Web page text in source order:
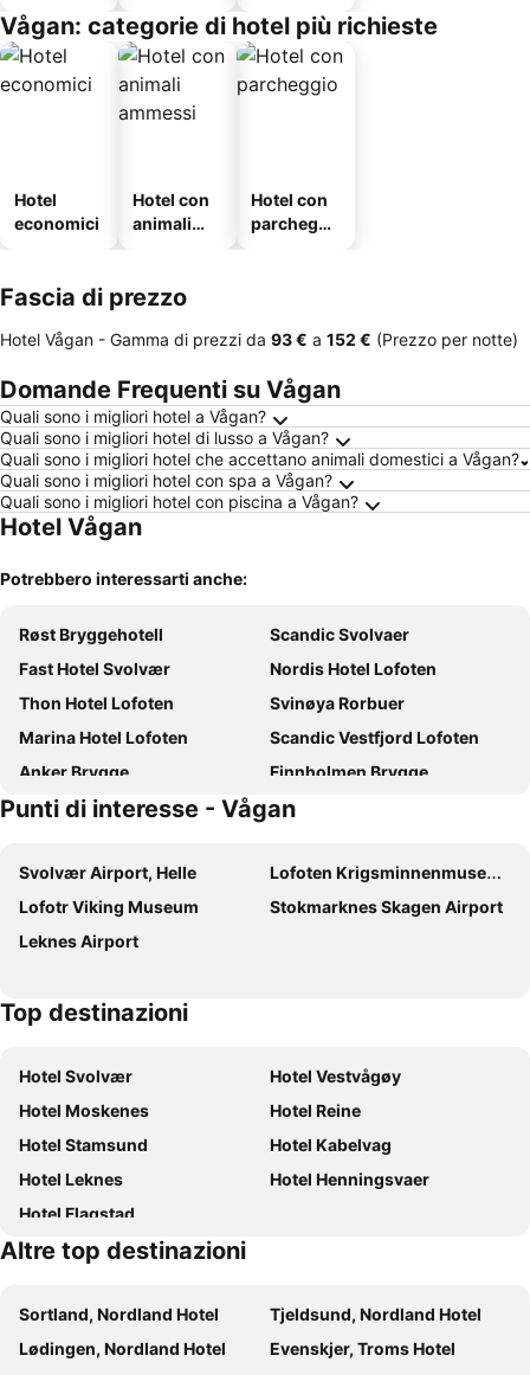
Vågan: categorie di hotel più richieste
Hotel
economici
Hotel con
animali
Hotel con
parcheggi
Fascia di prezzo
Hotel Vågan - Gamma di prezzi da ‎93 € a ‎152 € (Prezzo per notte)
Domande Frequenti su Vågan
Quali sono i migliori hotel a Vågan?
Quali sono i migliori hotel di lusso a Vågan?
Quali sono i migliori hotel che accettano animali domestici a Vågan?
Quali sono i migliori hotel con spa a Vågan?
Quali sono i migliori hotel con piscina a Vågan?
Hotel Vågan
Potrebbero interessarti anche:
Røst Bryggehotell
Scandic Svolvaer
Fast Hotel Svolvær
Nordis Hotel Lofoten
Thon Hotel Lofoten
Svinøya Rorbuer
Marina Hotel Lofoten
Scandic Vestfjord Lofoten
Anker Brygge
Finnholmen Brygge
Thon Hotel Svolvær
Heimbrygga
Nyvågar Rorbuhotell
Lofoten Backyard, Vwostel Under 45
Hotel Aurora
Nordis Hotel Lofoten
Nordis Apartments
Rorbuanlegget Svolvær Havn
Punti di interesse - Vågan
Svolvær Airport, Helle
Lofoten Krigsminnenmuseum
Lofotr Viking Museum
Stokmarknes Skagen Airport
Leknes Airport
Top destinazioni
Hotel Svolvær
Hotel Vestvågøy
Hotel Moskenes
Hotel Reine
Hotel Stamsund
Hotel Kabelvag
Hotel Leknes
Hotel Henningsvaer
Hotel Flagstad
Altre top destinazioni
Sortland, Nordland Hotel
Tjeldsund, Nordland Hotel
Lødingen, Nordland Hotel
Evenskjer, Troms Hotel